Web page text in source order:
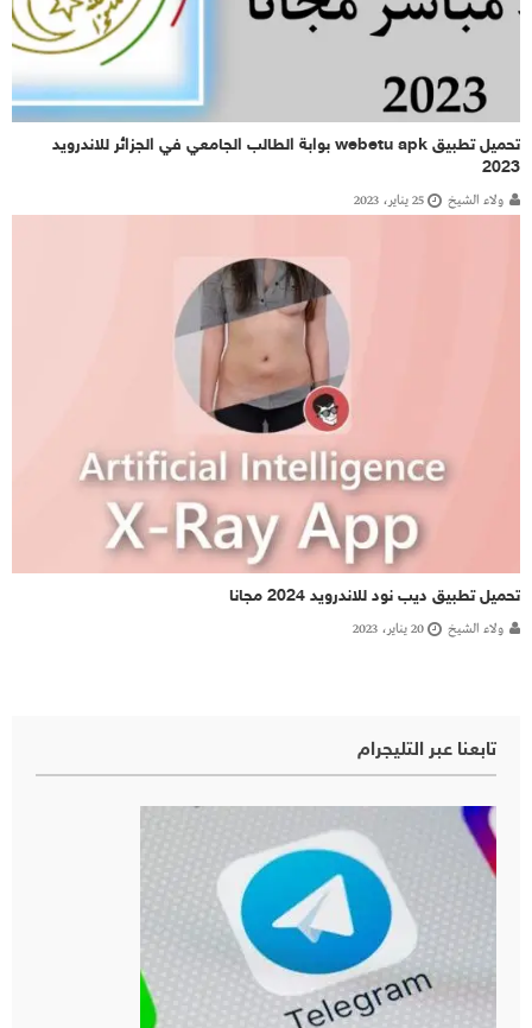
تحميل تطبيق webetu apk بوابة الطالب الجامعي في الجزائر للاندرويد
2023
ولاء الشيخ 25 يناير، 2023
تحميل تطبيق ديب نود للاندرويد 2024 مجانا
ولاء الشيخ 20 يناير، 2023
تابعنا عبر التليجرام